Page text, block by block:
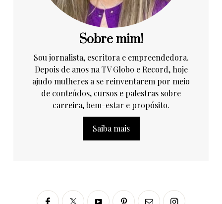
Sobre mim!
Sou jornalista, escritora e empreendedora.
Depois de anos na TV Globo e Record, hoje
ajudo mulheres a se reinventarem por meio
de conteúdos, cursos e palestras sobre
carreira, bem-estar e propósito.
Saiba mais